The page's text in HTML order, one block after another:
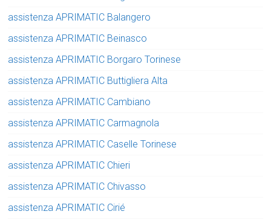
assistenza APRIMATIC Balangero
assistenza APRIMATIC Beinasco
assistenza APRIMATIC Borgaro Torinese
assistenza APRIMATIC Buttigliera Alta
assistenza APRIMATIC Cambiano
assistenza APRIMATIC Carmagnola
assistenza APRIMATIC Caselle Torinese
assistenza APRIMATIC Chieri
assistenza APRIMATIC Chivasso
assistenza APRIMATIC Cirié